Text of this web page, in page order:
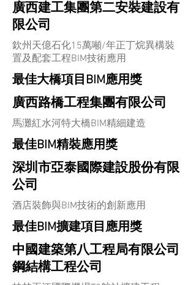
廣西建工集團第二安裝建設有
限公司
欽州天億石化15萬噸/年正丁烷異構裝
置及配套工程BIM技術應用
最佳大橋項目BIM應用獎
廣西路橋工程集團有限公司
馬灘紅水河特大橋BIM精細建造
最佳BIM精裝應用獎
深圳市亞泰國際建設股份有限
公司
酒店裝飾與BIM技術的創新應用
最佳BIM擴建項目應用獎
中國建築第八工程局有限公司
鋼結構工程公司